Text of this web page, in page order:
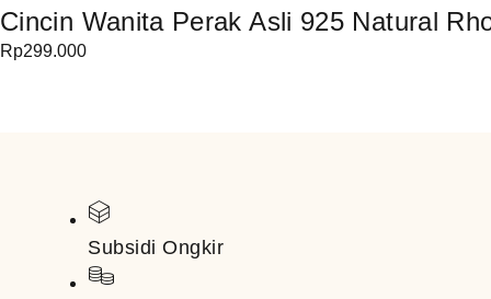
Cincin Wanita Perak Asli 925 Natural
Rp299.000
Subsidi Ongkir